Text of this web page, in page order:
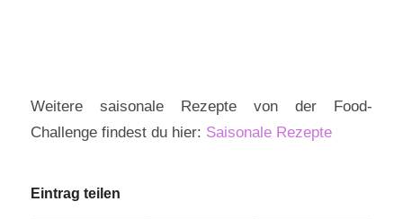
Weitere saisonale Rezepte von der Food-
Challenge findest du hier: Saisonale Rezepte
Eintrag teilen